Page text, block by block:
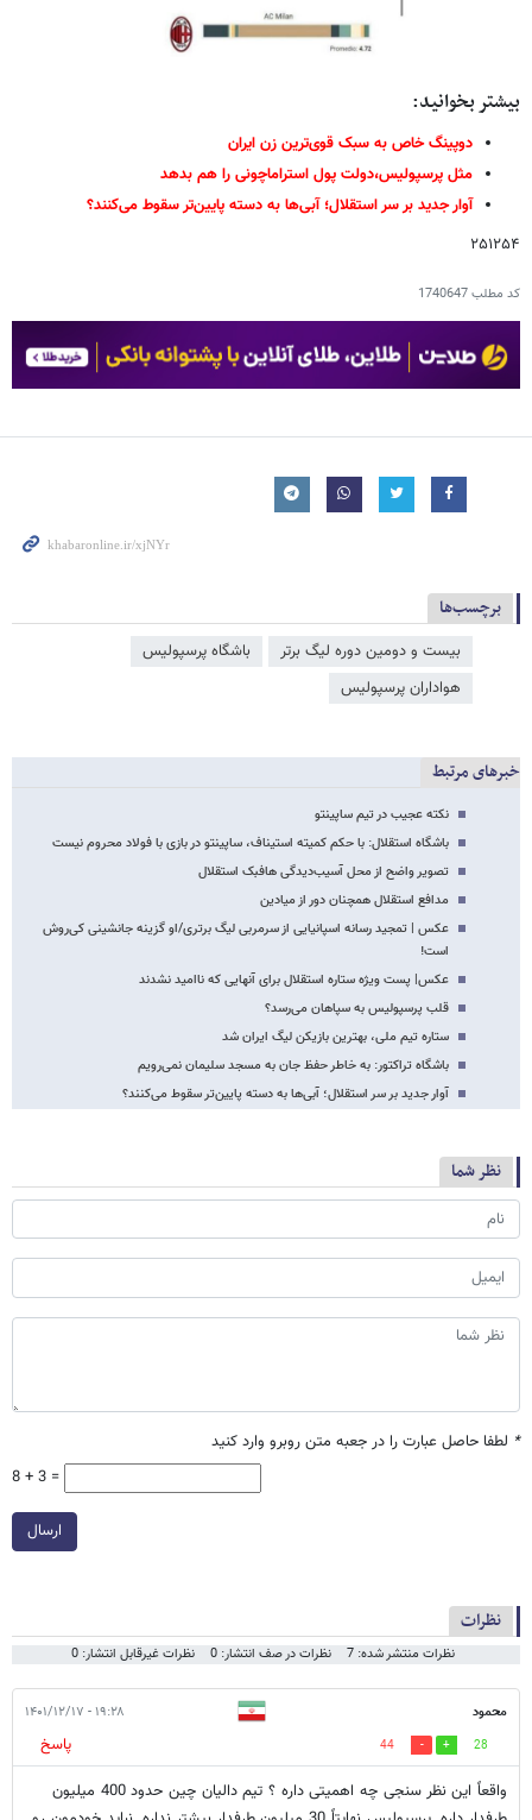
بیشتر بخوانید:
دوپینگ خاص به سبک قوی‌ترین زن ایران
مثل پرسپولیس،دولت پول استراماچونی را هم بدهد
آوار جدید بر سر استقلال؛ آبی‌ها به دسته پایین‌تر سقوط می‌کنند؟
۲۵۱۲۵۴
کد مطلب1740647
برچسب‌ها
بیست و دومین دوره لیگ برتر
باشگاه پرسپولیس
هواداران پرسپولیس
خبرهای مرتبط
نکته عجیب در تیم ساپینتو
باشگاه استقلال: با حکم کمیته استیناف، ساپینتو در بازی با فولاد محروم نیست
تصویر واضح از محل آسیب‌دیدگی هافبک استقلال
مدافع استقلال همچنان دور از میادین
عکس | تمجید رسانه اسپانیایی از سرمربی لیگ برتری/او گزینه جانشینی کی‌روش
است!
عکس| پست ویژه ستاره استقلال برای آنهایی که ناامید نشدند
قلب پرسپولیس به سپاهان می‌رسد؟
ستاره تیم ملی، بهترین بازیکن لیگ ایران شد
باشگاه تراکتور: به خاطر حفظ جان به مسجد سلیمان نمی‌رویم
آوار جدید بر سر استقلال؛ آبی‌ها به دسته پایین‌تر سقوط می‌کنند؟
نظر شما
* لطفا حاصل عبارت را در جعبه متن روبرو وارد کنید
8 + 3 =
ارسال
نظرات
نظرات منتشر شده: 7 نظرات در صف انتشار: 0 نظرات غیرقابل انتشار: 0
محمود ۱۹:۲۸ - ۱۴۰۱/۱۲/۱۷
28
44
پاسخ
واقعاً این نظر سنجی چه اهمیتی داره ؟ تیم دالیان چین حدود 400 میلیون